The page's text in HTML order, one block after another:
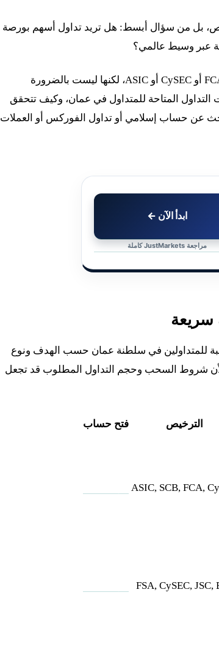
بل من سؤال أبسط: هل تريد تداول أسهم بورصة
عبر وسيط عالمي؟
هذا الفرق مهم؛ لأن شركة التداول قد تكون مرخصة عالميًا من جهات مثل FCA أو CySEC أو ASIC، لكنها ليست بالضرورة
المتاحة للمتداول في عمان، وكيف تتحقق
عن حساب إسلامي أو تداول الفوركس أو العملات
ابدأ الآن ←
مراجعة JustMarkets كاملة
سريعة
للمتداولين في سلطنة عمان حسب الهدف ونوع
لأن شروط السحب وحجم التداول المطلوب قد تجعل
الترخيص فتح حساب
ASIC, SCB, FCA,
FSA, CySEC, JSC,